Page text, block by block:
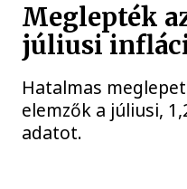
Meglepték
júliusi
Hatalmas
elemzők a júliusi,
adatot.